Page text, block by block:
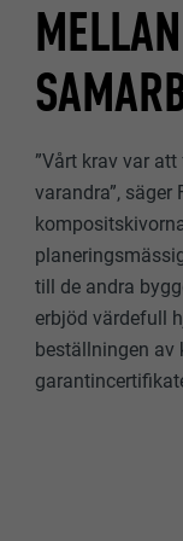
”Vårt krav var
varandra”,
till de andra
erbjöd värdefull
beställningen av